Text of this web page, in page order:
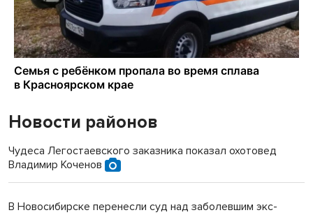
Новости районов
Чудеса Легостаевского заказника показал охотовед
Владимир Коченов
В Новосибирске перенесли суд над заболевшим экс-